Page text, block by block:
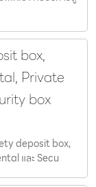
box,
Private
box
deposit box,
และ Secu